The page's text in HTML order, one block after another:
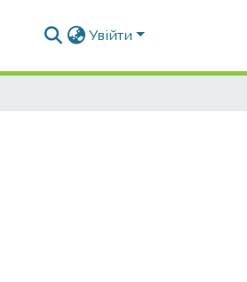
Увійти